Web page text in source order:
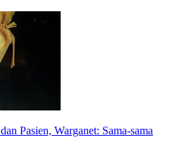
Pasien, Warganet: Sama-sama